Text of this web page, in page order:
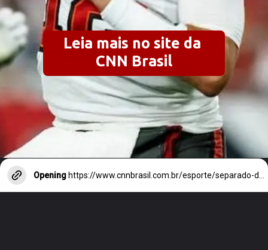
Leia mais no site da
CNN Brasil
Opening